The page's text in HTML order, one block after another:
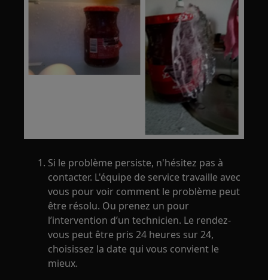
Si le problème persiste, n'hésitez pas à
contacter. L'équipe de service travaille avec
vous pour voir comment le problème peut
être résolu. Ou prenez un pour
l’intervention d’un technicien. Le rendez-
vous peut être pris 24 heures sur 24,
choisissez la date qui vous convient le
mieux.